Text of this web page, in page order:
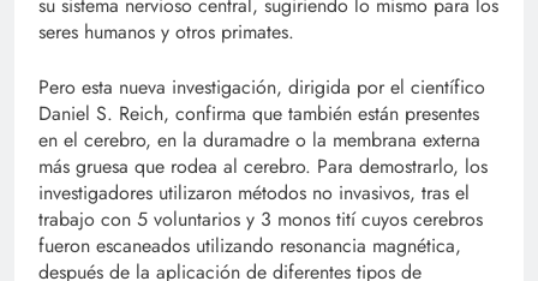
seres humanos y otros primates.
Pero esta nueva investigación, dirigida por el científico
Daniel S. Reich, confirma que también están presentes
en el cerebro, en la duramadre o la membrana externa
más gruesa que rodea al cerebro. Para demostrarlo, los
investigadores utilizaron métodos no invasivos, tras el
trabajo con 5 voluntarios y 3 monos tití cuyos cerebros
fueron escaneados utilizando resonancia magnética,
después de la aplicación de diferentes tipos de